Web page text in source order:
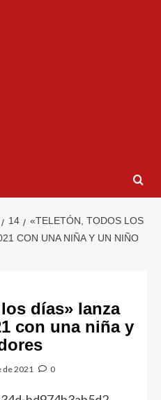
14
«TELETÓN, TODOS LOS
CON UNA NIÑA Y UN NIÑO
días» lanza
con una niña y
de 2021 0